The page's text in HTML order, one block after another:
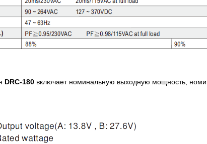
DRC-180 включает номинальную выходную мощность,